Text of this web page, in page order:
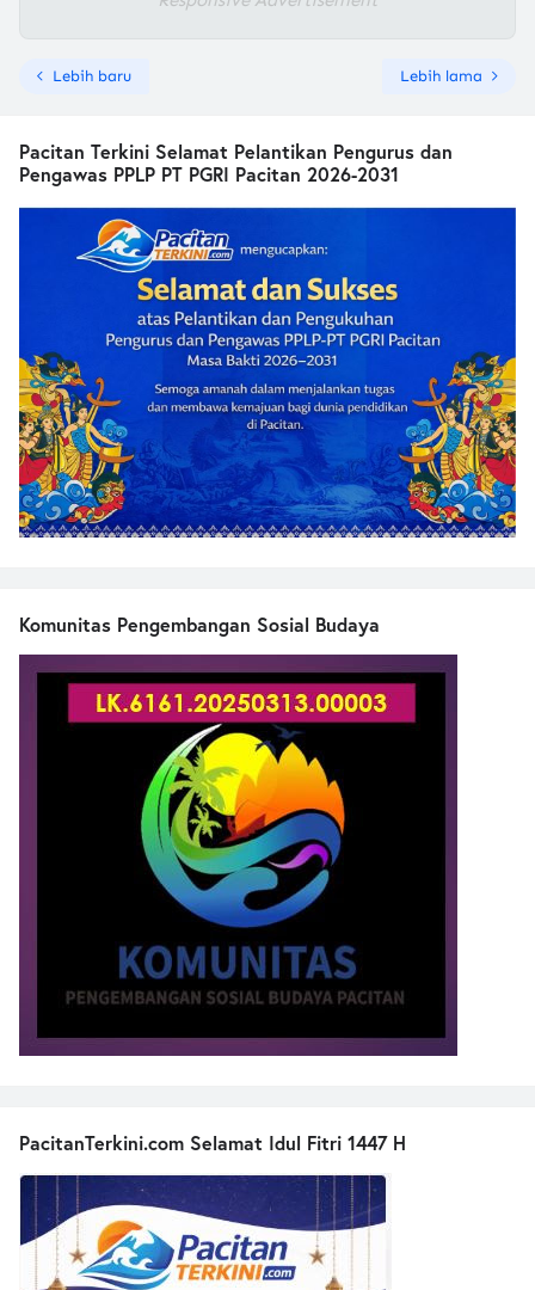
Lebih baru Lebih lama
Pacitan Terkini Selamat Pelantikan Pengurus dan
Pengawas PPLP PT PGRI Pacitan 2026-2031
Komunitas Pengembangan Sosial Budaya
PacitanTerkini.com Selamat Idul Fitri 1447 H